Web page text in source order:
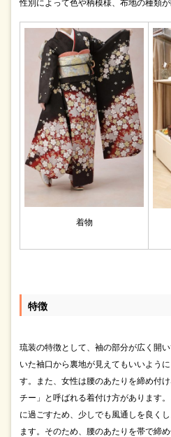
着物
特徴
琉装の特徴として、袖の部分が広く開
いた袖口から裏地が見えてもいいよう
す。また、女性は腰のあたりを締め付
チー」と呼ばれる着付け方があります
に過ごすため、少しでも風通しを良く
ます。そのため、腰のあたりを帯で締